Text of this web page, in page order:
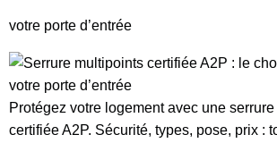
votre porte d’entrée
Protégez votre logement avec une
certifiée A2P. Sécurité, types, pose, prix :